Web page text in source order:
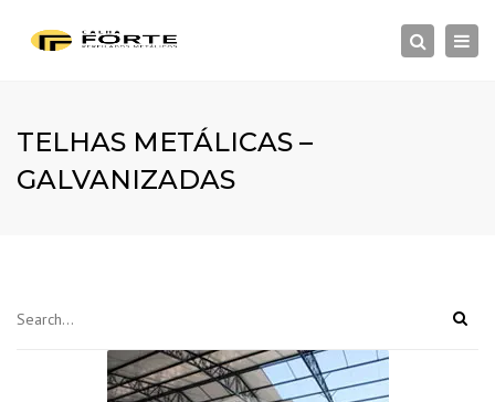
Search
TELHAS METÁLICAS –
GALVANIZADAS